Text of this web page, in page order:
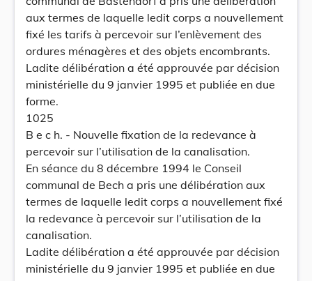
aux termes de laquelle ledit corps a nouvellement
fixé les tarifs à percevoir sur l’enlèvement des
ordures ménagères et des objets encombrants.
Ladite délibération a été approuvée par décision
ministérielle du 9 janvier 1995 et publiée en due
forme.
1025
B e c h. - Nouvelle fixation de la redevance à
percevoir sur l’utilisation de la canalisation.
En séance du 8 décembre 1994 le Conseil
communal de Bech a pris une délibération aux
termes de laquelle ledit corps a nouvellement fixé
la redevance à percevoir sur l’utilisation de la
canalisation.
Ladite délibération a été approuvée par décision
ministérielle du 9 janvier 1995 et publiée en due